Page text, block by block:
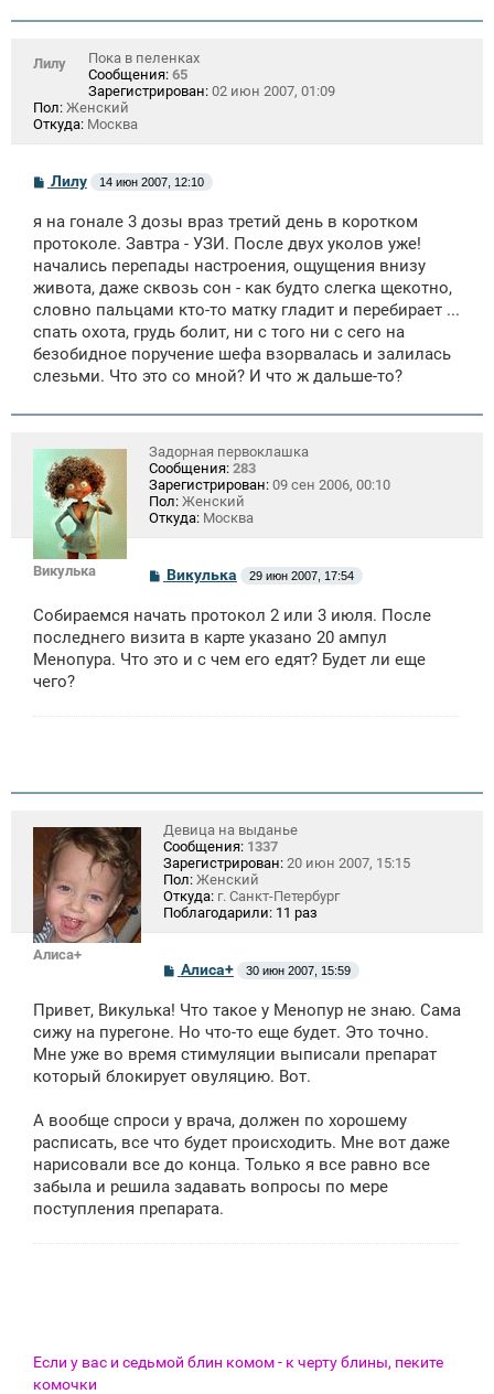
Лилу
Пока в пеленках
Сообщения: 65
Зарегистрирован: 02 июн 2007, 01:09
Пол: Женский
Откуда: Москва
С
б
щ
е
н
и
Лилу 14 июн 2007, 12:10
я на гонале 3 дозы враз третий день в коротком
протоколе. Завтра - УЗИ. После двух уколов уже!
начались перепады настроения, ощущения внизу
живота, даже сквозь сон - как будто слегка щекотно,
словно пальцами кто-то матку гладит и перебирает ...
спать охота, грудь болит, ни с того ни с сего на
безобидное поручение шефа взорвалась и залилась
слезьми. Что это со мной? И что ж дальше-то?
Викулька
Задорная первоклашка
Сообщения: 283
Зарегистрирован: 09 сен 2006, 00:10
Пол: Женский
Откуда: Москва
С
б
щ
н
Викулька 29 июн 2007, 17:54
Собираемся начать протокол 2 или 3 июля. После
последнего визита в карте указано 20 ампул
Менопура. Что это и с чем его едят? Будет ли еще
чего?
Алиса+
Девица на выданье
Сообщения: 1337
Зарегистрирован: 20 июн 2007, 15:15
Пол: Женский
Откуда: г. Санкт-Петербург
Поблагодарили: 11 раз
С
б
щ
н
и
Алиса+ 30 июн 2007, 15:59
Привет, Викулька! Что такое у Менопур не знаю. Сама
сижу на пурегоне. Но что-то еще будет. Это точно.
Мне уже во время стимуляции выписали препарат
который блокирует овуляцию. Вот.
А вообще спроси у врача, должен по хорошему
расписать, все что будет происходить. Мне вот даже
нарисовали все до конца. Только я все равно все
забыла и решила задавать вопросы по мере
поступления препарата.
Если у вас и седьмой блин комом - к черту блины, пеките
комочки